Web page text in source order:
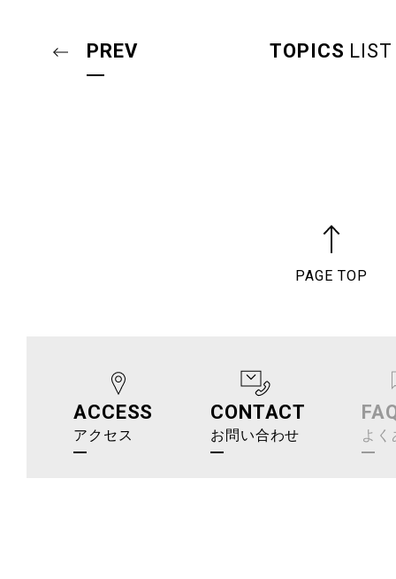
PREV TOPICS LIST
PAGE TOP
ACCESS
アクセス
CONTACT
お問い合わせ よく